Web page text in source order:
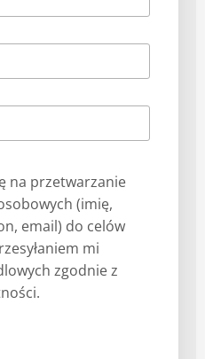
na przetwarzanie
(imię,
email) do celów
mi
zgodnie z